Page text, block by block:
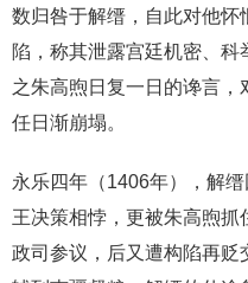
数归咎于解缙，自此对他怀
陷，称其泄露宫廷机密、
之朱高煦日复一日的谗言
任日渐崩塌。
永乐四年（1406年），解
王决策相悖，更被朱高煦
政司参议，后又遭构陷再